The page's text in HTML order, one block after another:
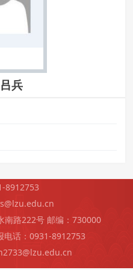
兵
8912753
南路222号 邮编：730000
电话：0931-8912753